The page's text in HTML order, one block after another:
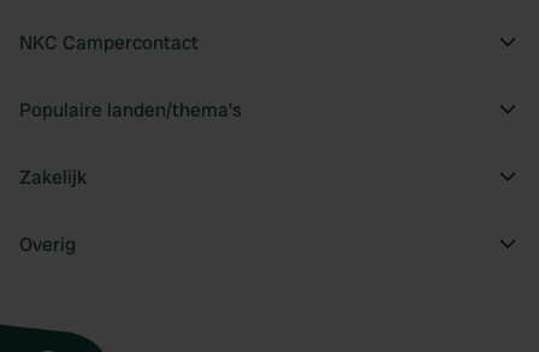
NKC Campercontact
Populaire landen/thema's
Zakelijk
Overig